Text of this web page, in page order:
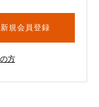
新規会員登録
方